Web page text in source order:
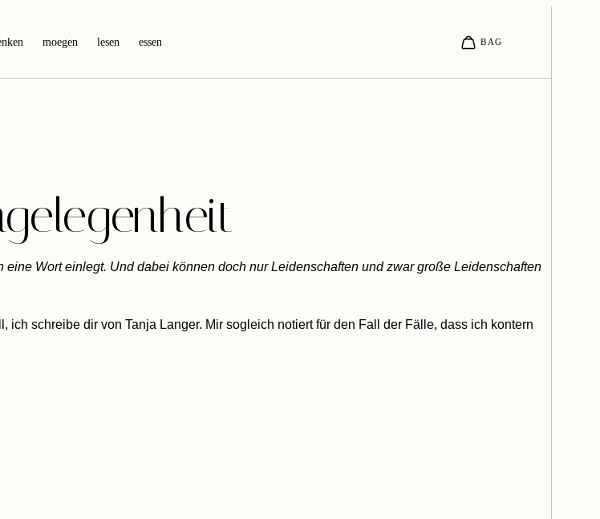
moegen lesen essen
Wort einlegt. Und dabei können doch nur Leidenschaften und zwar große Leidenschaften
ich schreibe dir von Tanja Langer. Mir sogleich notiert für den Fall der Fälle, dass ich kontern